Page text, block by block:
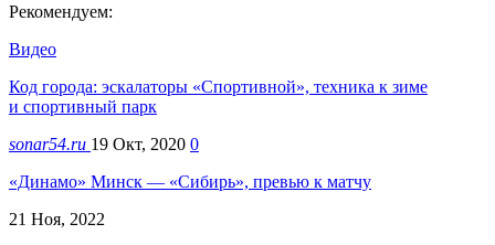
Рекомендуем:
Видео
Код города: эскалаторы «Спортивной», техника к зиме
и спортивный парк
sonar54.ru 19 Окт, 2020 0
«Динамо» Минск — «Сибирь», превью к матчу
21 Ноя, 2022